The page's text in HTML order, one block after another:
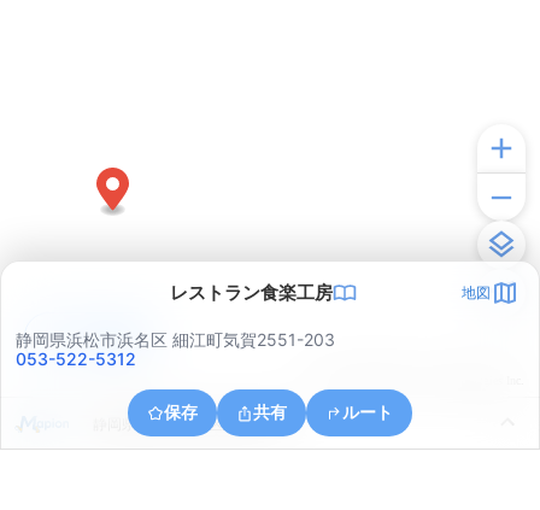
レストラン食楽工房 地図
静岡県浜松市浜名区 細江町気賀2551-203
053-522-5312
保存 共有 ルート
静岡県浜松市浜名区細江町中川
アプリで見る